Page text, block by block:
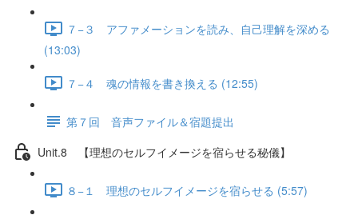
７−３ アファメーションを読み、自己理解を深める
(13:03)
７−４ 魂の情報を書き換える (12:55)
第７回 音声ファイル＆宿題提出
Unit.8 【理想のセルフイメージを宿らせる秘儀】
８−１ 理想のセルフイメージを宿らせる (5:57)